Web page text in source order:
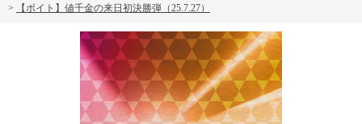
>
【ボイト】値千金の来日初決勝弾（25.7.27）